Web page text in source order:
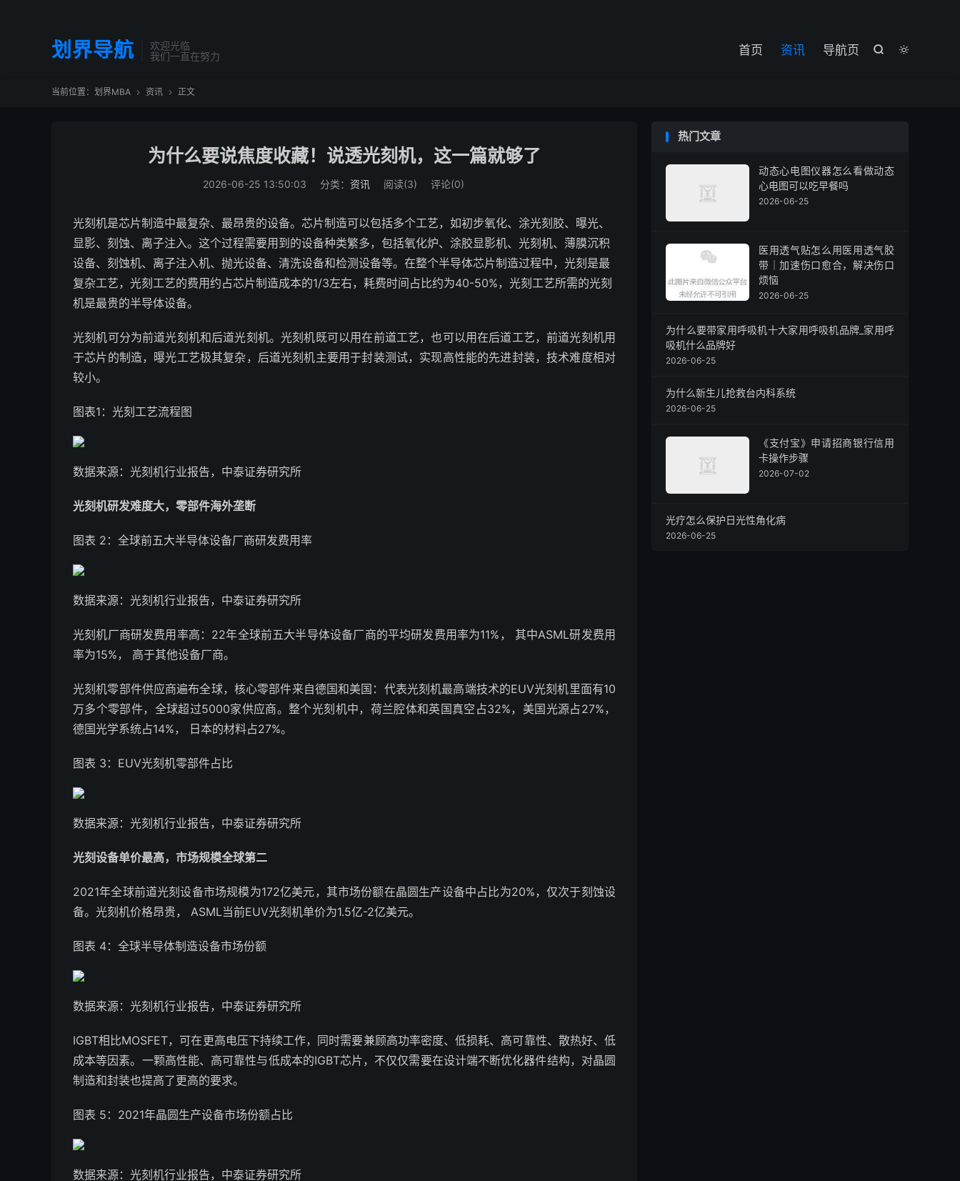
划界导航
欢迎光临
我们一直在努力


首页 资讯 导航页
当前位置： 划界MBA  资讯  正文
为什么要说焦度收藏！说透光刻机，这一篇就够了
2026-06-25 13:50:03 分类： 资讯 阅读(3) 评论(0)
光刻机是芯片制造中最复杂、最昂贵的设备。芯片制造可以包括多个工艺，如初步氧化、涂光刻胶、曝光、
显影、刻蚀、离子注入。这个过程需要用到的设备种类繁多，包括氧化炉、涂胶显影机、光刻机、薄膜沉积
设备、刻蚀机、离子注入机、抛光设备、清洗设备和检测设备等。在整个半导体芯片制造过程中，光刻是最
复杂工艺，光刻工艺的费用约占芯片制造成本的1/3左右，耗费时间占比约为40-50%，光刻工艺所需的光刻
机是最贵的半导体设备。
光刻机可分为前道光刻机和后道光刻机。光刻机既可以用在前道工艺，也可以用在后道工艺，前道光刻机用
于芯片的制造，曝光工艺极其复杂，后道光刻机主要用于封装测试，实现高性能的先进封装，技术难度相对
较小。
图表1：光刻工艺流程图
数据来源：光刻机行业报告，中泰证券研究所
光刻机研发难度大，零部件海外垄断
图表 2：全球前五大半导体设备厂商研发费用率
数据来源：光刻机行业报告，中泰证券研究所
光刻机厂商研发费用率高：22年全球前五大半导体设备厂商的平均研发费用率为11%， 其中ASML研发费用
率为15%， 高于其他设备厂商。
光刻机零部件供应商遍布全球，核心零部件来自德国和美国：代表光刻机最高端技术的EUV光刻机里面有10
万多个零部件，全球超过5000家供应商。整个光刻机中，荷兰腔体和英国真空占32%，美国光源占27%，
德国光学系统占14%， 日本的材料占27%。
图表 3：EUV光刻机零部件占比
数据来源：光刻机行业报告，中泰证券研究所
光刻设备单价最高，市场规模全球第二
2021年全球前道光刻设备市场规模为172亿美元，其市场份额在晶圆生产设备中占比为20%，仅次于刻蚀设
备。光刻机价格昂贵， ASML当前EUV光刻机单价为1.5亿-2亿美元。
图表 4：全球半导体制造设备市场份额
数据来源：光刻机行业报告，中泰证券研究所
IGBT相比MOSFET，可在更高电压下持续工作，同时需要兼顾高功率密度、低损耗、高可靠性、散热好、低
成本等因素。一颗高性能、高可靠性与低成本的IGBT芯片，不仅仅需要在设计端不断优化器件结构，对晶圆
制造和封装也提高了更高的要求。
图表 5：2021年晶圆生产设备市场份额占比
数据来源：光刻机行业报告，中泰证券研究所
热门文章
动态心电图仪器怎么看做动态
心电图可以吃早餐吗
2026-06-25
医用透气贴怎么用医用透气胶
带｜加速伤口愈合，解决伤口
烦恼
2026-06-25
为什么要带家用呼吸机十大家用呼吸机品牌_家用呼
吸机什么品牌好
2026-06-25
为什么新生儿抢救台内科系统
2026-06-25
《支付宝》申请招商银行信用
卡操作步骤
2026-07-02
光疗怎么保护日光性角化病
2026-06-25